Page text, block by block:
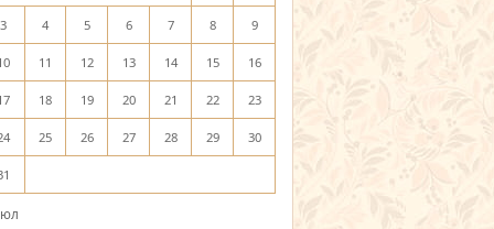
3 4 5 6 7 8 9
11 12 13 14 15 16
18 19 20 21 22 23
25 26 27 28 29 30